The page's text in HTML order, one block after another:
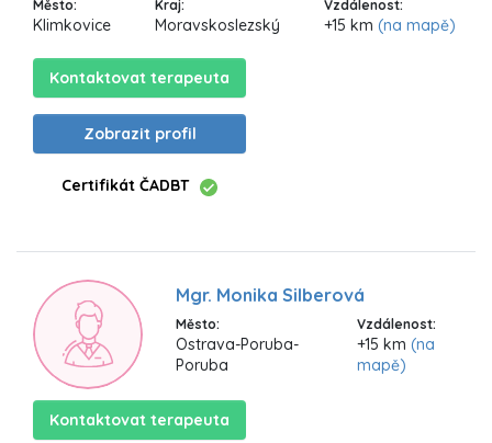
Město:
Klimkovice
Kraj:
Moravskoslezský
Vzdálenost:
+15 km (na mapě)
Kontaktovat terapeuta
Zobrazit profil
Certifikát ČADBT
Mgr. Monika Silberová
Město:
Ostrava-Poruba-
Poruba
Vzdálenost:
+15 km (na
mapě)
Kontaktovat terapeuta